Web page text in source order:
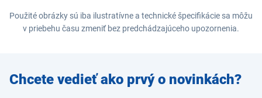
Použité obrázky sú iba ilustratívne a technické špecifikácie sa môžu
v priebehu času zmeniť bez predchádzajúceho upozornenia.
Zadajte
e-mail
Chcete vedieť ako prvý o novinkách?